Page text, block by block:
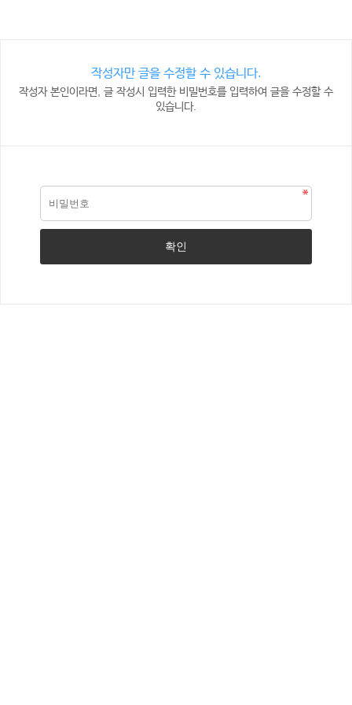
작성자만 글을 수정할 수 있습니다.
작성자 본인이라면, 글 작성시 입력한 비밀번호를 입력하여 글을 수정할 수
있습니다.